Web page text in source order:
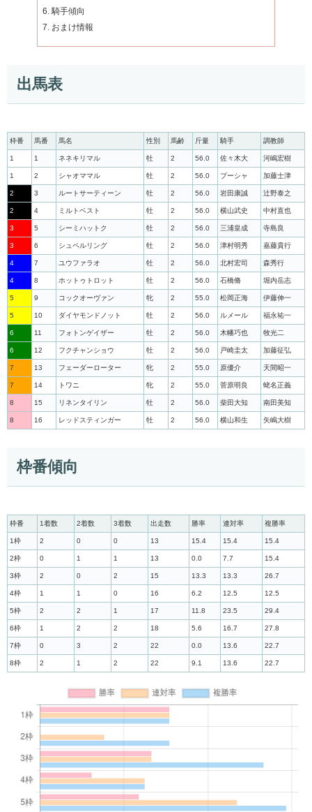
騎手傾向
おまけ情報
出馬表
枠番 馬番 馬名 性別 馬齢 斤量 騎手 調教師
1 1 ネネキリマル 牡 2 56.0 佐々木大 河嶋宏樹
1 2 シャオママル 牡 2 56.0 プーシャ 加藤士津
2 3 ルートサーティーン 牡 2 56.0 岩田康誠 辻野泰之
2 4 ミルトベスト 牡 2 56.0 横山武史 中村直也
3 5 シーミハットク 牡 2 56.0 三浦皇成 寺島良
3 6 シュペルリング 牡 2 56.0 津村明秀 嘉藤貴行
4 7 ユウファラオ 牡 2 56.0 北村宏司 森秀行
4 8 ホットゥトロット 牡 2 56.0 石橋脩 堀内岳志
5 9 コックオーヴァン 牝 2 55.0 松岡正海 伊藤伸一
5 10 ダイヤモンドノット 牡 2 56.0 ルメール 福永祐一
6 11 フォトンゲイザー 牡 2 56.0 木幡巧也 牧光二
6 12 フクチャンショウ 牡 2 56.0 戸崎圭太 加藤征弘
7 13 フェーダーローター 牝 2 55.0 原優介 天間昭一
7 14 トワニ 牝 2 55.0 菅原明良 蛯名正義
8 15 リネンタイリン 牡 2 56.0 柴田大知 南田美知
8 16 レッドスティンガー 牡 2 56.0 横山和生 矢嶋大樹
枠番傾向
枠番 1着数 2着数 3着数 出走数 勝率 連対率 複勝率
1枠 2 0 0 13 15.4 15.4 15.4
2枠 0 1 1 13 0.0 7.7 15.4
3枠 2 0 2 15 13.3 13.3 26.7
4枠 1 1 0 16 6.2 12.5 12.5
5枠 2 2 1 17 11.8 23.5 29.4
6枠 1 2 2 18 5.6 16.7 27.8
7枠 0 3 2 22 0.0 13.6 22.7
8枠 2 1 2 22 9.1 13.6 22.7